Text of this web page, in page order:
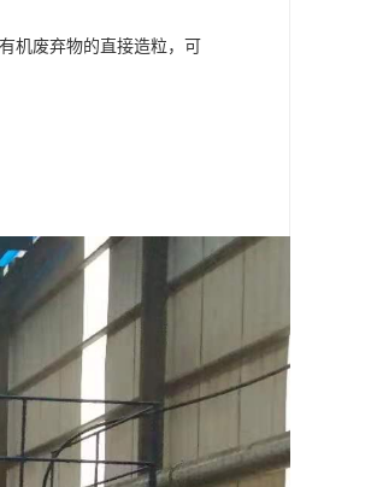
机废弃物的直接造粒，可